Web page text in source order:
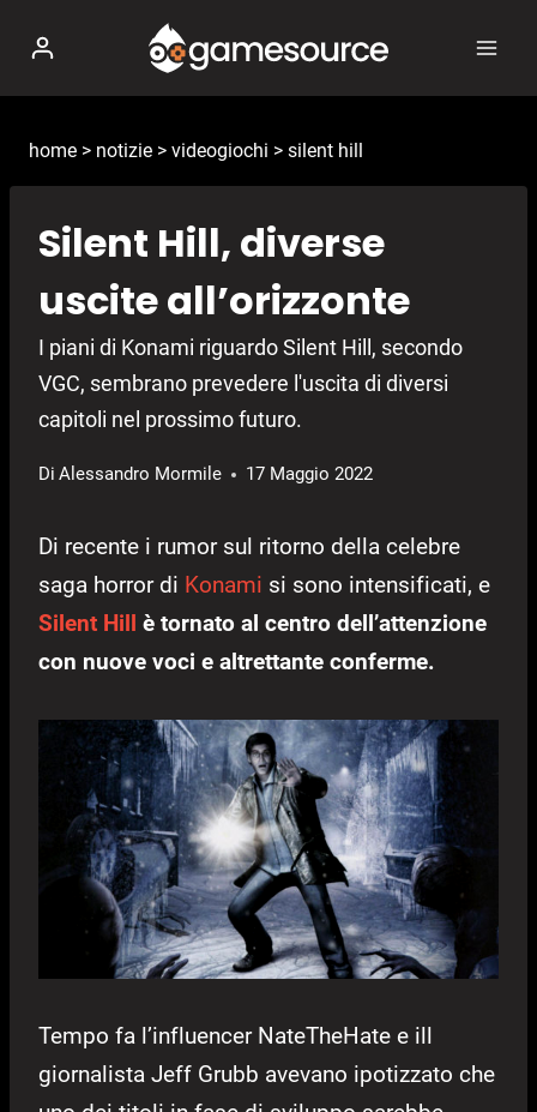
contenuto
home > notizie > videogiochi > silent hill
Silent Hill, diverse
uscite all’orizzonte
I piani di Konami riguardo Silent Hill, secondo
VGC, sembrano prevedere l'uscita di diversi
capitoli nel prossimo futuro.
Di Alessandro Mormile 17 Maggio 2022
Di recente i rumor sul ritorno della celebre
saga horror di Konami si sono intensificati, e
Silent Hill è tornato al centro dell’attenzione
con nuove voci e altrettante conferme.
Tempo fa l’influencer NateTheHate e ill
giornalista Jeff Grubb avevano ipotizzato che